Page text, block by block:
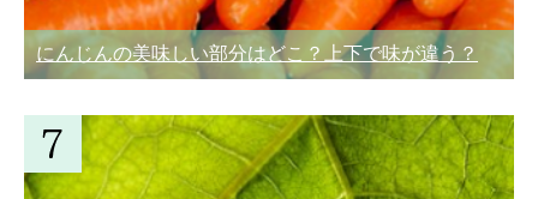
にんじんの美味しい部分はどこ？上下で味が違う？